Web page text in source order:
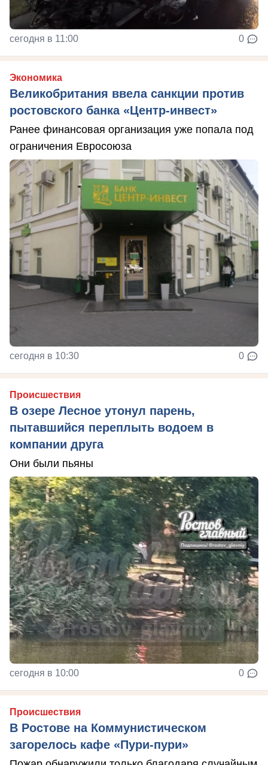
сегодня в 11:00 0
Экономика
Великобритания ввела санкции против
ростовского банка «Центр-инвест»
Ранее финансовая организация уже попала под
ограничения Евросоюза
сегодня в 10:30 0
Происшествия
В озере Лесное утонул парень,
пытавшийся переплыть водоем в
компании друга
Они были пьяны
сегодня в 10:00 0
Происшествия
В Ростове на Коммунистическом
загорелось кафе «Пури-пури»